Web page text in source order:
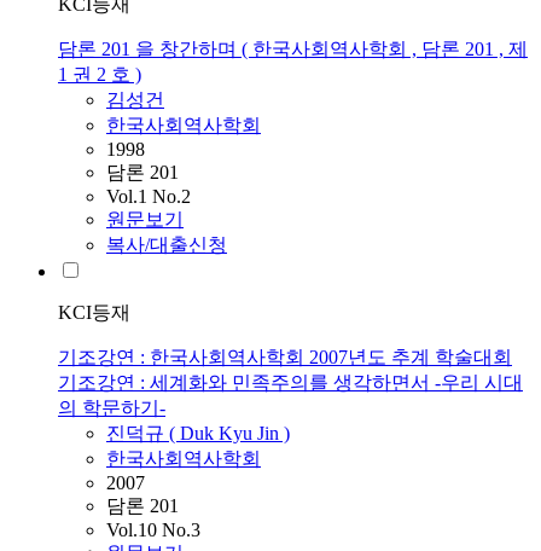
KCI등재
담론 201 을 창간하며 ( 한국사회역사학회 , 담론 201 , 제
1 권 2 호 )
김성건
한국사회역사학회
1998
담론 201
Vol.1 No.2
원문보기
복사/대출신청
KCI등재
기조강연 : 한국사회역사학회 2007년도 추계 학술대회
기조강연 : 세계화와 민족주의를 생각하면서 -우리 시대
의 학문하기-
진덕규 ( Duk Kyu Jin )
한국사회역사학회
2007
담론 201
Vol.10 No.3